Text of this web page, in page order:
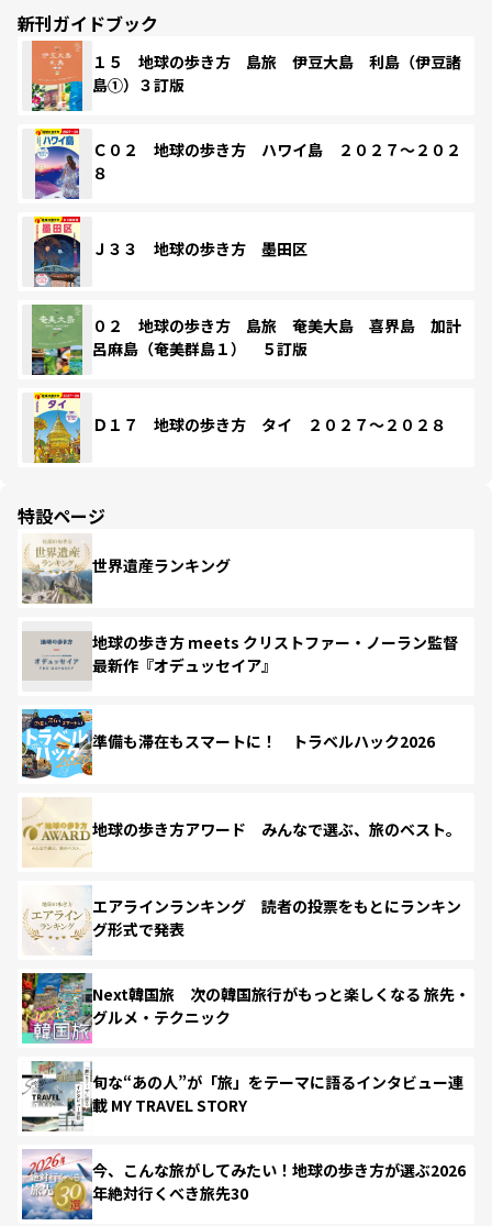
新刊ガイドブック
１５ 地球の歩き方 島旅 伊豆大島 利島（伊豆諸
島①）３訂版
Ｃ０２ 地球の歩き方 ハワイ島 ２０２７～２０２
８
Ｊ３３ 地球の歩き方 墨田区
０２ 地球の歩き方 島旅 奄美大島 喜界島 加計
呂麻島（奄美群島１） ５訂版
Ｄ１７ 地球の歩き方 タイ ２０２７～２０２８
特設ページ
世界遺産ランキング
地球の歩き方 meets クリストファー・ノーラン監督
最新作『オデュッセイア』
準備も滞在もスマートに！ トラベルハック2026
地球の歩き方アワード みんなで選ぶ、旅のベスト。
エアラインランキング 読者の投票をもとにランキン
グ形式で発表
Next韓国旅 次の韓国旅行がもっと楽しくなる 旅先・
グルメ・テクニック
旬な“あの人”が「旅」をテーマに語るインタビュー連
載 MY TRAVEL STORY
今、こんな旅がしてみたい！地球の歩き方が選ぶ2026
年絶対行くべき旅先30